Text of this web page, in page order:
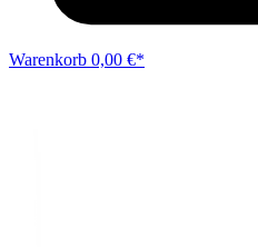
Warenkorb 0,00 €*